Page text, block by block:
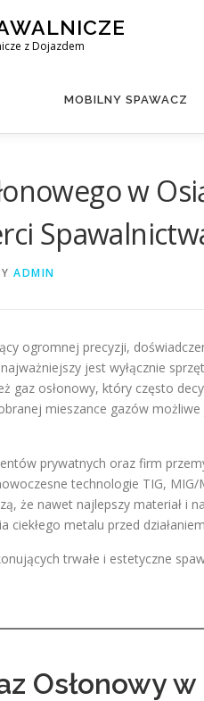
z Dojazdem
MOBILNY SPAWACZ
w
ADMIN
ogromnej precyzji,
jest wyłącznie
gaz osłonowy, który często
mieszance gazów
prywatnych oraz firm
technologie TIG,
że nawet najlepszy materiał i
ciekłego metalu przed
trwałe i estetyczne
Osłonowy